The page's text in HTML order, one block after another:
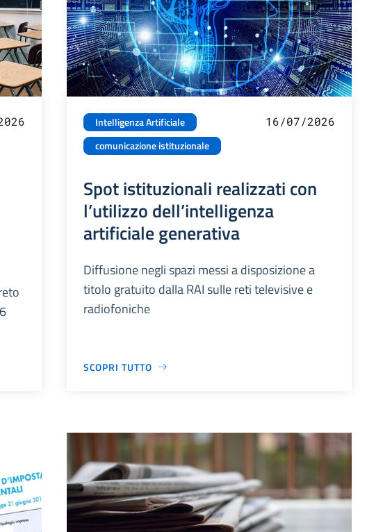
Intelligenza Artificiale
comunicazione istituzionale
16/07/2026
Spot istituzionali realizzati con
l’utilizzo dell’intelligenza
artificiale generativa
Diffusione negli spazi messi a disposizione a
titolo gratuito dalla RAI sulle reti televisive e
radiofoniche
SCOPRI TUTTO